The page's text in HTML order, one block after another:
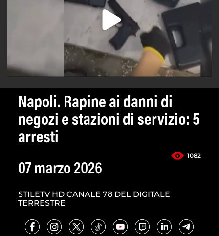
Napoli. Rapine ai danni di
negozi e stazioni di servizio: 5
arresti
1082
07 marzo 2026
STILETV HD CANALE 78 DEL DIGITALE
TERRESTRE